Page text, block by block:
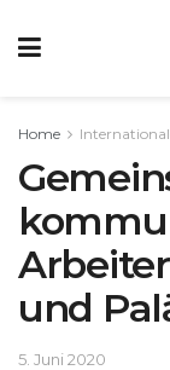
Home
und
5. Juni 2020